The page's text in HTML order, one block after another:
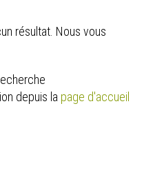
résultat. Nous vous
depuis la page d'accueil